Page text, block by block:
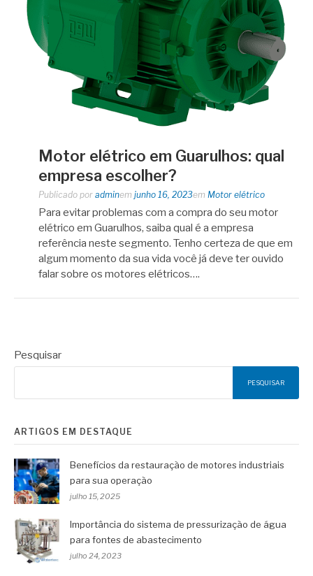
Motor elétrico em Guarulhos: qual
empresa escolher?
Publicado por adminem junho 16, 2023em Motor elétrico
Para evitar problemas com a compra do seu motor
elétrico em Guarulhos, saiba qual é a empresa
referência neste segmento. Tenho certeza de que em
algum momento da sua vida você já deve ter ouvido
falar sobre os motores elétricos….
Pesquisar
PESQUISAR
ARTIGOS EM DESTAQUE
Benefícios da restauração de motores industriais
para sua operação
julho 15, 2025
Importância do sistema de pressurização de água
para fontes de abastecimento
julho 24, 2023